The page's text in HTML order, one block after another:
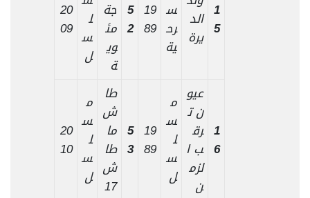
1
5 الد
يرة
س
رح
ية
19
89
5
2
جة
مئ
وي
ة
ل
س
ل
20
09
1
6
عيو
ن ت
رق
ب ا
لزم
ن
م
س
ل
س
ل
19
89
5
3
طا
ش
ما
طا
ش
17
م
س
ل
س
ل
20
10